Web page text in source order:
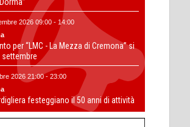
2026 09:00 - 14:00
per “LMC - La Mezza di Cremona” si
settembre
2026 21:00 - 23:00
festeggiano il 50 anni di attività